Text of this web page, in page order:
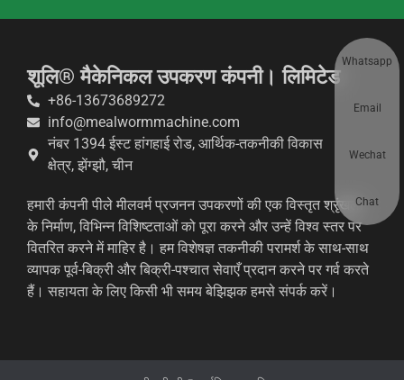
शूलि® मैकेनिकल उपकरण कंपनी। लिमिटेड
+86-13673689272
info@mealwormmachine.com
नंबर 1394 ईस्ट हांगहाई रोड, आर्थिक-तकनीकी विकास
क्षेत्र, झेंग्झौ, चीन
हमारी कंपनी पीले मीलवर्म प्रजनन उपकरणों की एक विस्तृत श्रृंखला
के निर्माण, विभिन्न विशिष्टताओं को पूरा करने और उन्हें विश्व स्तर पर
वितरित करने में माहिर है। हम विशेषज्ञ तकनीकी परामर्श के साथ-साथ
व्यापक पूर्व-बिक्री और बिक्री-पश्चात सेवाएँ प्रदान करने पर गर्व करते
हैं। सहायता के लिए किसी भी समय बेझिझक हमसे संपर्क करें।
Whatsapp
Email
Wechat
Chat